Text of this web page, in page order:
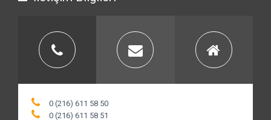
İletişim Bilgileri
0 (216) 611 58 50